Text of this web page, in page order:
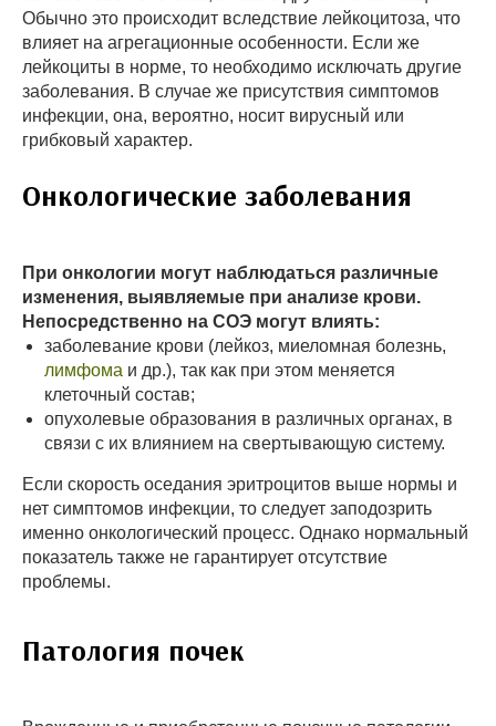
Обычно это происходит вследствие лейкоцитоза, что
влияет на агрегационные особенности. Если же
лейкоциты в норме, то необходимо исключать другие
заболевания. В случае же присутствия симптомов
инфекции, она, вероятно, носит вирусный или
грибковый характер.
Онкологические заболевания
При онкологии могут наблюдаться различные
изменения, выявляемые при анализе крови.
Непосредственно на СОЭ могут влиять:
заболевание крови (лейкоз, миеломная болезнь,
лимфома и др.), так как при этом меняется
клеточный состав;
опухолевые образования в различных органах, в
связи с их влиянием на свертывающую систему.
Если скорость оседания эритроцитов выше нормы и
нет симптомов инфекции, то следует заподозрить
именно онкологический процесс. Однако нормальный
показатель также не гарантирует отсутствие
проблемы.
Патология почек